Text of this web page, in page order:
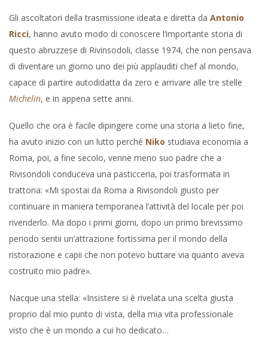
Gli ascoltatori della trasmissione ideata e diretta da Antonio
Ricci, hanno avuto modo di conoscere l’importante storia di
questo abruzzese di Rivinsodoli, classe 1974, che non pensava
di diventare un giorno uno dei più applauditi chef al mondo,
capace di partire autodidatta da zero e arrivare alle tre stelle
Michelin, e in appena sette anni.
Quello che ora è facile dipingere come una storia a lieto fine,
ha avuto inizio con un lutto perché Niko studiava economia a
Roma, poi, a fine secolo, venne meno suo padre che a
Rivisondoli conduceva una pasticceria, poi trasformata in
trattoria: «Mi spostai da Roma a Rivisondoli giusto per
continuare in maniera temporanea l’attività del locale per poi
rivenderlo. Ma dopo i primi giorni, dopo un primo brevissimo
periodo sentii un’attrazione fortissima per il mondo della
ristorazione e capii che non potevo buttare via quanto aveva
costruito mio padre».
Nacque una stella: «Insistere si è rivelata una scelta giusta
proprio dal mio punto di vista, della mia vita professionale
visto che è un mondo a cui ho dedicato…